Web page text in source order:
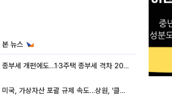
본 뉴스
종부세 개편에도…1·3주택 종부세 격차 2028년부터 확대
미국, 가상자산 포괄 규제 속도…상원, ‘클래리티법’ 9월 절차투표 추진